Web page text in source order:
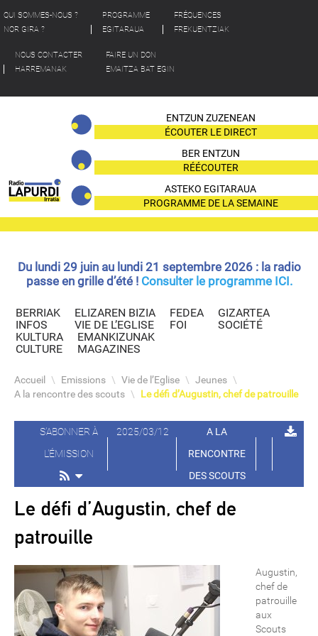
QUI SOMMES-NOUS ?
NOR GIRA ?
PROGRAMME
EGITARAUA
FRÉQUENCES
FREKUENTZIAK
NOUS CONTACTER
HARREMANAK
FAIRE UN DON
EMAITZA BAT EGIN
ENTZUN ZUZENEAN
ÉCOUTER LE DIRECT
BER ENTZUN
RÉÉCOUTER
ASTEKO EGITARAUA
PROGRAMME DE LA SEMAINE
Du lundi 29 juin au lundi 21 septembre 2026 : la radio
passe en grille d’été ! Consulter le programme ICI.
BERRIAK
INFOS
ELIZAREN BIZIA
VIE DE L’EGLISE
FEDEA
FOI
GIZARTEA
SOCIÉTÉ
KULTURA
CULTURE
EMANKIZUNAK
MAGAZINES
Accueil \ Emissions \ Vie de l’Eglise \ Jeunes \
A la rencontre des scouts \ Le défi d’Augustin, chef de patrouille
S'ABONNER À
L'ÉMISSION
2025/03/12
A LA
RENCONTRE
DES SCOUTS
Le défi d’Augustin, chef de
patrouille
Augustin,
chef de
patrouille
aux
Scouts